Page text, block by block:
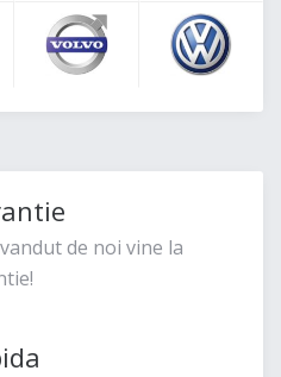
de noi vine la